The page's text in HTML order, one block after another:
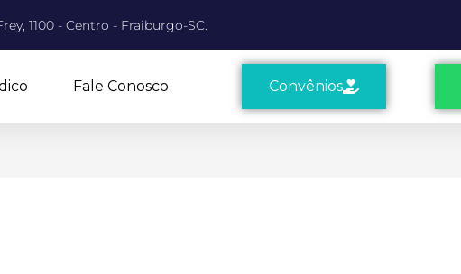
1100 - Centro - Fraiburgo-SC.
Fale Conosco Convênios